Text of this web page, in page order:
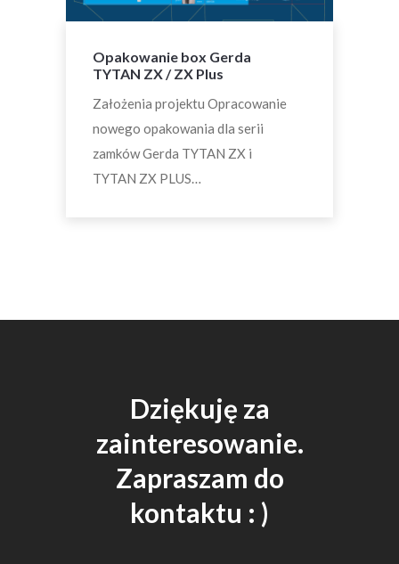
Opakowanie box Gerda
TYTAN ZX / ZX Plus
Założenia projektu Opracowanie
nowego opakowania dla serii
zamków Gerda TYTAN ZX i
TYTAN ZX PLUS…
Dziękuję za
zainteresowanie.
Zapraszam do
kontaktu : )